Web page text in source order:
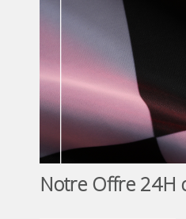
Notre Offre 24H